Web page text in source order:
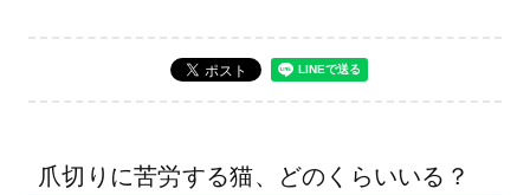
爪切りに苦労する猫、どのくらいいる？